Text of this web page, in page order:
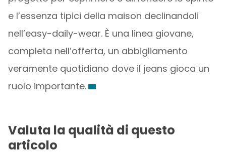
e l’essenza tipici della maison declinandoli
nell’easy-daily-wear. È una linea giovane,
completa nell’offerta, un abbigliamento
veramente quotidiano dove il jeans gioca un
ruolo importante.
Valuta la qualità di questo
articolo